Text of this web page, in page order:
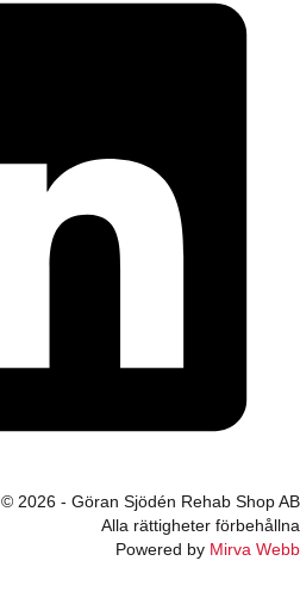
© 2026 - Göran Sjödén Rehab Shop AB
Alla rättigheter förbehållna
Powered by Mirva Webb